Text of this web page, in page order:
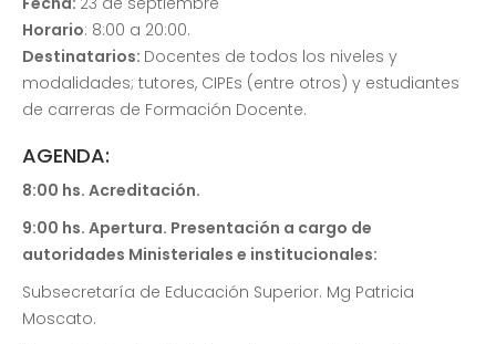
Horario: 8:00 a 20:00.
Destinatarios: Docentes de todos los niveles y
modalidades; tutores, CIPEs (entre otros) y estudiantes
de carreras de Formación Docente.
AGENDA:
8:00 hs. Acreditación.
9:00 hs. Apertura. Presentación a cargo de
autoridades Ministeriales e institucionales:
Subsecretaría de Educación Superior. Mg Patricia
Moscato.